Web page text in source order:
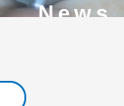
News